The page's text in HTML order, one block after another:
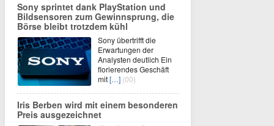
Sony sprintet dank PlayStation und
Bildsensoren zum Gewinnsprung, die
Börse bleibt trotzdem kühl
Sony übertrifft die
Erwartungen der
Analysten deutlich Ein
florierendes Geschäft
mit[…] (00)
Iris Berben wird mit einem besonderen
Preis ausgezeichnet